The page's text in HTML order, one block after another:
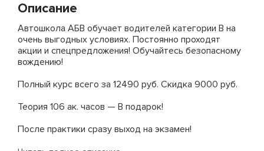
Описание
Автошкола АБВ обучает водителей категории В на
очень выгодных условиях. Постоянно проходят
акции и спецпредложения! Обучайтесь безопасному
вождению!
Полный курс всего за 12490 руб. Скидка 9000 руб.
Теория 106 ак. часов — В подарок!
После практики сразу выход на экзамен!